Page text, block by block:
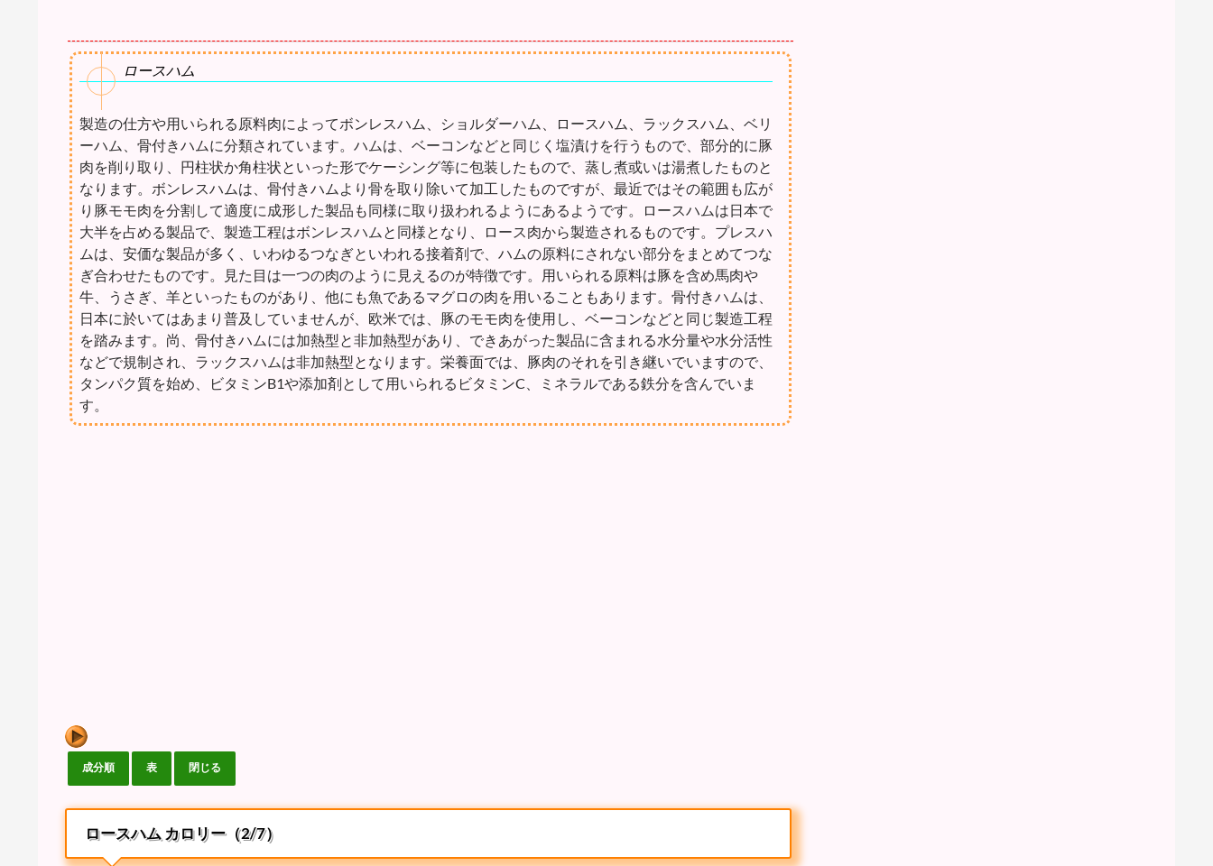
ロースハム
製造の仕方や用いられる原料肉によってボンレスハム、ショルダーハム、ロースハム、ラックスハム、ベリ
ーハム、骨付きハムに分類されています。ハムは、ベーコンなどと同じく塩漬けを行うもので、部分的に豚
肉を削り取り、円柱状か角柱状といった形でケーシング等に包装したもので、蒸し煮或いは湯煮したものと
なります。ボンレスハムは、骨付きハムより骨を取り除いて加工したものですが、最近ではその範囲も広が
り豚モモ肉を分割して適度に成形した製品も同様に取り扱われるようにあるようです。ロースハムは日本で
大半を占める製品で、製造工程はボンレスハムと同様となり、ロース肉から製造されるものです。プレスハ
ムは、安価な製品が多く、いわゆるつなぎといわれる接着剤で、ハムの原料にされない部分をまとめてつな
ぎ合わせたものです。見た目は一つの肉のように見えるのが特徴です。用いられる原料は豚を含め馬肉や
牛、うさぎ、羊といったものがあり、他にも魚であるマグロの肉を用いることもあります。骨付きハムは、
日本に於いてはあまり普及していませんが、欧米では、豚のモモ肉を使用し、ベーコンなどと同じ製造工程
を踏みます。尚、骨付きハムには加熱型と非加熱型があり、できあがった製品に含まれる水分量や水分活性
などで規制され、ラックスハムは非加熱型となります。栄養面では、豚肉のそれを引き継いでいますので、
タンパク質を始め、ビタミンB1や添加剤として用いられるビタミンC、ミネラルである鉄分を含んでいま
す。
ロースハム カロリー（2/7）